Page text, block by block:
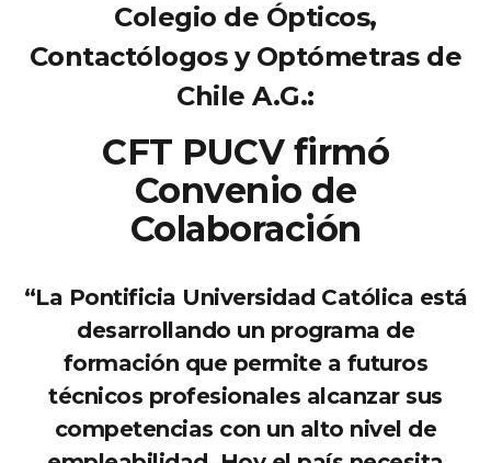
Colegio de Ópticos,
Contactólogos y Optómetras de
Chile A.G.:
CFT PUCV firmó
Convenio de
Colaboración
“La Pontificia Universidad Católica está
desarrollando un programa de
formación que permite a futuros
técnicos profesionales alcanzar sus
competencias con un alto nivel de